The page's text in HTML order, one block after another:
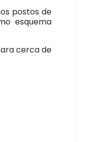
postos de
esquema
cerca de